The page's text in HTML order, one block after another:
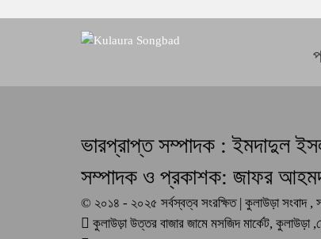
ভারপ্রাপ্ত সম্পাদক : ইমদাদুল
সম্পাদক ও প্রকাশক: জাফর
© ২০১৪ - ২০২৫ সর্বস্বত্ব সংরক্ষিত | কুলাউড়া সংবাদ ,
কুলাউড়া উত্তর বাজার জামে মসজিদ মার্কেট, কুলাউড়া